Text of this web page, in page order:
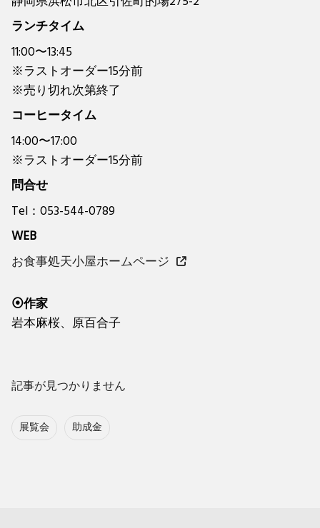
ランチタイム
11:00〜13:45
※ラストオーダー15分前
※売り切れ次第終了
コーヒータイム
14:00〜17:00
※ラストオーダー15分前
問合せ
Tel：053-544-0789
WEB
お食事処天小屋ホームページ
⦿作家
岩本麻桜、原百合子
記事が見つかりません
展覧会 助成金